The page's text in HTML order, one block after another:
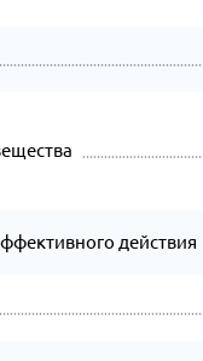
действия